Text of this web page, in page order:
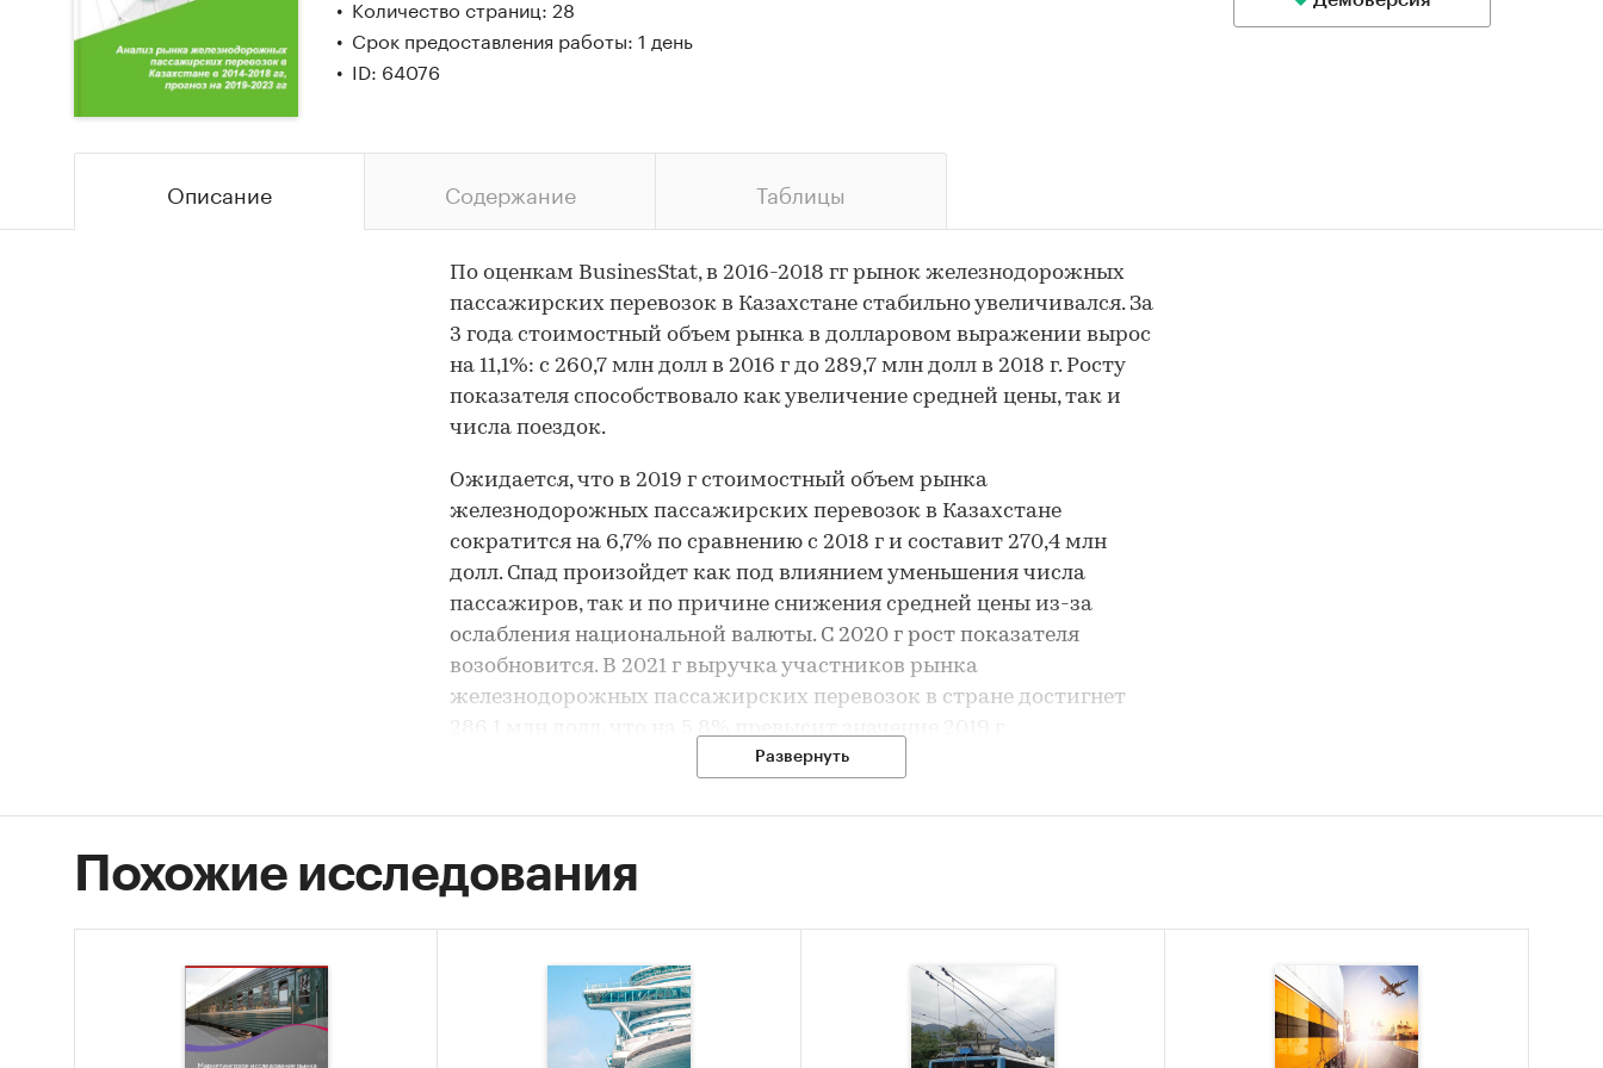
Количество страниц: 28
Срок предоставления работы: 1 день
ID: 64076
Описание Содержание Таблицы
По оценкам BusinesStat, в 2016-2018 гг рынок железнодорожных
пассажирских перевозок в Казахстане стабильно увеличивался. За
3 года стоимостный объем рынка в долларовом выражении вырос
на 11,1%: с 260,7 млн долл в 2016 г до 289,7 млн долл в 2018 г. Росту
показателя способствовало как увеличение средней цены, так и
числа поездок.
Ожидается, что в 2019 г стоимостный объем рынка
железнодорожных пассажирских перевозок в Казахстане
сократится на 6,7% по сравнению с 2018 г и составит 270,4 млн
долл. Спад произойдет как под влиянием уменьшения числа
пассажиров, так и по причине снижения средней цены из-за
ослабления национальной валюты. С 2020 г рост показателя
возобновится. В 2021 г выручка участников рынка
железнодорожных пассажирских перевозок в стране достигнет
В ближайшие годы основное влияние на рынок железнодорожных
пассажирских перевозок Казахстана будут оказывать следующие
закупка новых пассажирских вагонов, повышение качества
новый порядок оформления групповых билетов, препятствующий
массовой покупке билетов с целью их перепродажи. Кроме того,
для решения проблемы дефицита создан электронный сервис
продажи билетов с функцией электронной очереди.
Перечисленные меры будут способствовать дальнейшему росту
Развернуть
Похожие исследования